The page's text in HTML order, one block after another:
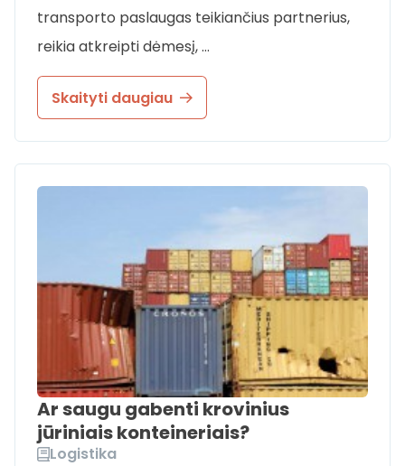
transporto paslaugas teikiančius partnerius,
reikia atkreipti dėmesį, …
Skaityti daugiau
Ar saugu gabenti krovinius
jūriniais konteineriais?
Logistika